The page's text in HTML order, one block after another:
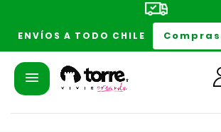
ENVÍOS A TODO CHILE